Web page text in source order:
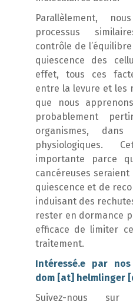
Parallèlement,
processus
contrôle de
quiescence des
effet, tous ces
entre la levure et les
que nous
probablement
organismes, dans
physiologiques.
importante parce
cancéreuses
quiescence et de
induisant des
rester en dormance
efficace de limiter
traitement.
Intéressé.e par
dom [at] helmlinger
Suivez-nous sur